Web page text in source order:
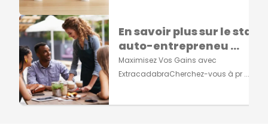
En savoir plus sur le
auto-entrepreneu ...
Maximisez Vos Gains avec
ExtracadabraCherchez-vous à pr ...